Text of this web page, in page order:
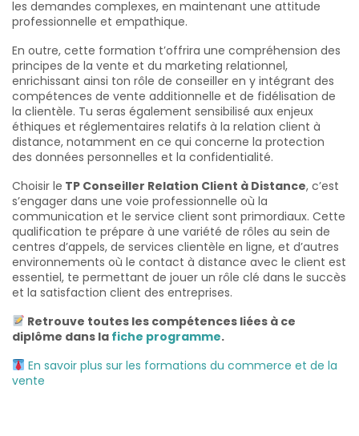
les demandes complexes, en maintenant une attitude
professionnelle et empathique.
En outre, cette formation t’offrira une compréhension des
principes de la vente et du marketing relationnel,
enrichissant ainsi ton rôle de conseiller en y intégrant des
compétences de vente additionnelle et de fidélisation de
la clientèle. Tu seras également sensibilisé aux enjeux
éthiques et réglementaires relatifs à la relation client à
distance, notamment en ce qui concerne la protection
des données personnelles et la confidentialité.
Choisir le TP Conseiller Relation Client à Distance, c’est
s’engager dans une voie professionnelle où la
communication et le service client sont primordiaux. Cette
qualification te prépare à une variété de rôles au sein de
centres d’appels, de services clientèle en ligne, et d’autres
environnements où le contact à distance avec le client est
essentiel, te permettant de jouer un rôle clé dans le succès
et la satisfaction client des entreprises.
Retrouve toutes les compétences liées à ce
diplôme dans la fiche programme.
En savoir plus sur les formations du commerce et de la
vente